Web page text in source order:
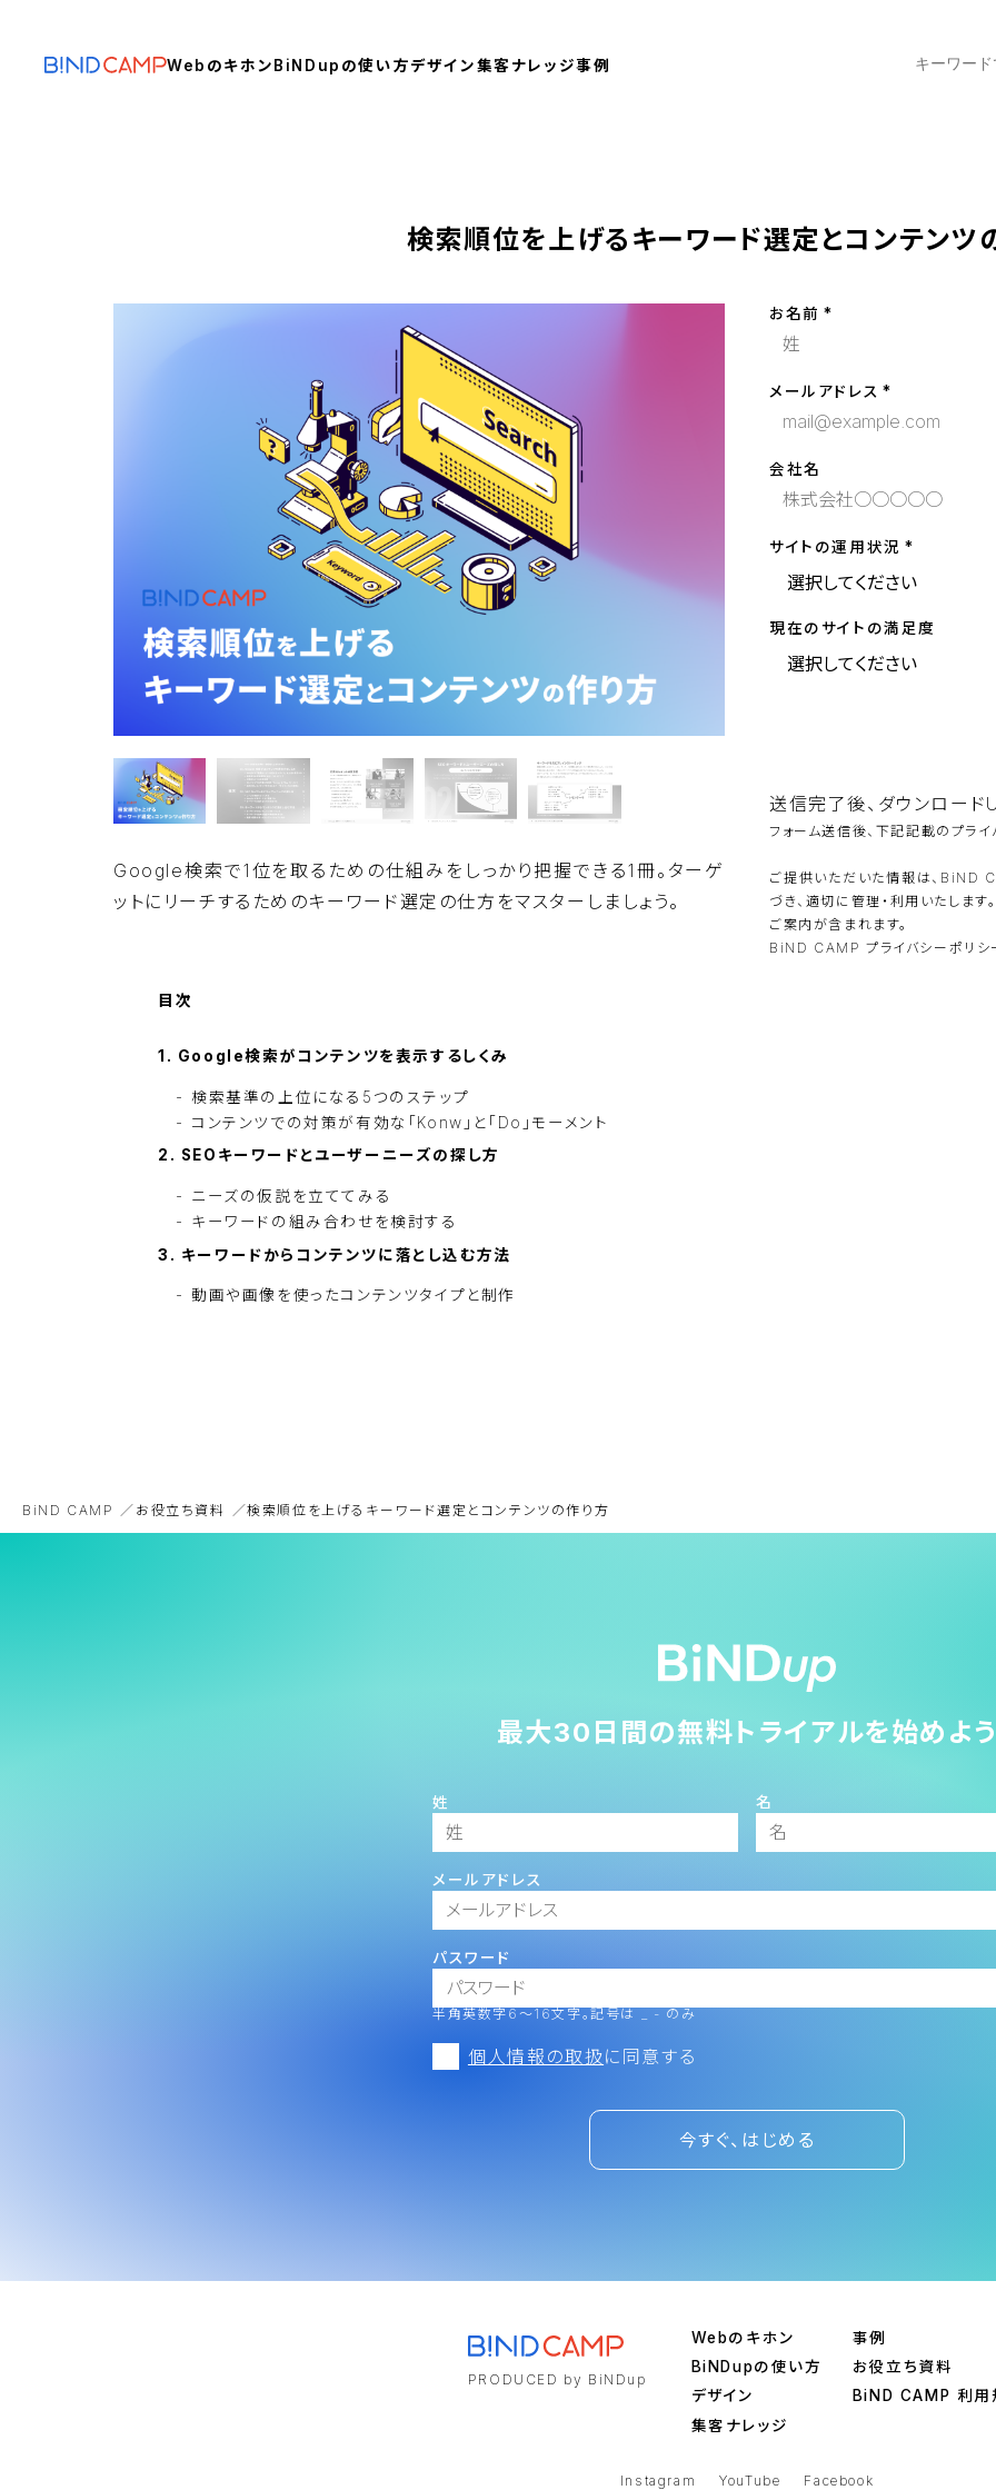
Webのキホン BiNDupの使い方デザイン集客ナレッジ事例
検索順位を上げるキーワード選定とコンテンツ
Google検索で1位を取るための仕組みをしっかり把握できる1冊。ターゲ
ットにリーチするためのキーワード選定の仕方をマスターしましょう。
Google検索がコンテンツを表示するしくみ
検索基準の上位になる5つのステップ
コンテンツでの対策が有効な「Konw」と「Do」モーメント
SEOキーワードとユーザーニーズの探し方
ニーズの仮説を立ててみる
キーワードの組み合わせを検討する
キーワードからコンテンツに落とし込む方法
動画や画像を使ったコンテンツタイプと制作
お名前
メールアドレス
会社名
サイトの運用状況
現在のサイトの満足度
ル
ド
は
の
ま
ま
に
し
て
送信完了後、ダウンロード
フォーム送信後、下記記載のプラ
ご提供いただいた情報は、BiND
づき、適切に管理・利用いたしま
ご案内が含まれます。
BiND CAMP プライバシーポリシ
BiND CAMP お役立ち資料 検索順位を上げるキーワード選定とコンテンツの作り方
最大30日間の無料トライアルを始めよ
姓 名
メールアドレス
パスワード
半角英数字6～16文字。記号は _ - のみ
個人情報の取扱に同意する
今すぐ、はじめる
PRODUCED by BiNDup
Webのキホン
BiNDupの使い方
デザイン
集客ナレッジ
事例
お役立ち資料
BiND CAMP 利用
Instagram YouTube Facebook